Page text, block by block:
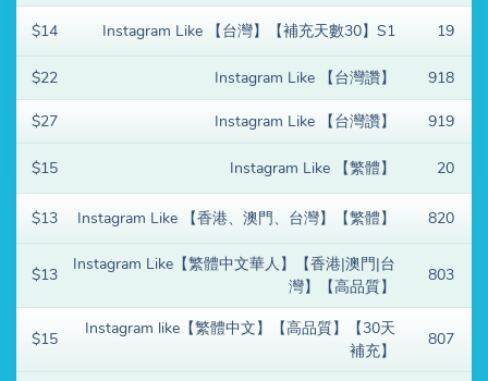
19
Instagram Like 【台灣】【補充天數30】S1
$14
918
Instagram Like 【台灣讚】
$22
919
Instagram Like 【台灣讚】
$27
20
Instagram Like 【繁體】
$15
820
Instagram Like 【香港、澳門、台灣】【繁體】
$13
803
Instagram Like【繁體中文華人】【香港|澳門|台
灣】【高品質】
$13
807
Instagram like【繁體中文】【高品質】【30天
補充】
$15